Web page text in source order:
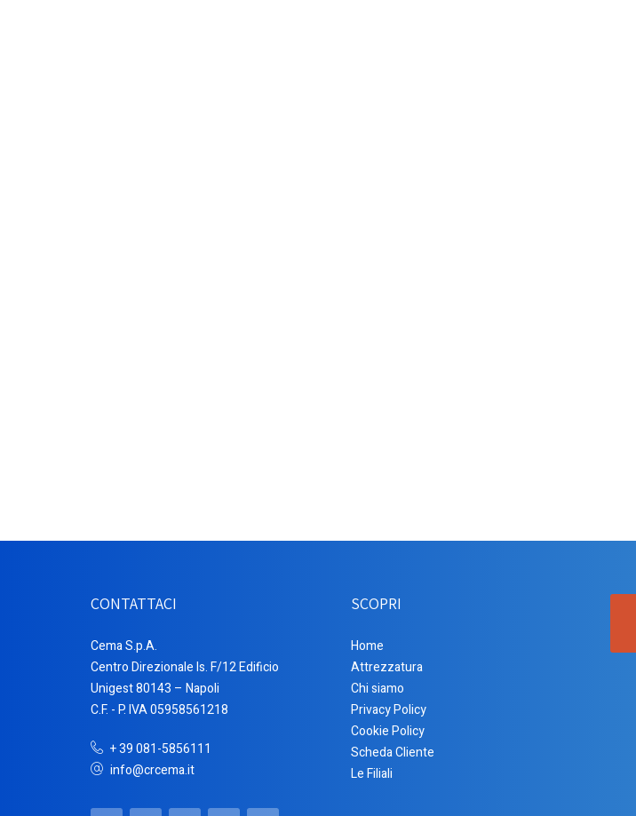
CONTATTACI
Cema S.p.A.
Centro Direzionale Is. F/12 Edificio
Unigest 80143 – Napoli
C.F. - P. IVA 05958561218
+ 39 081-5856111
info@crcema.it
SCOPRI
Home
Attrezzatura
Chi siamo
Privacy Policy
Cookie Policy
Scheda Cliente
Le Filiali